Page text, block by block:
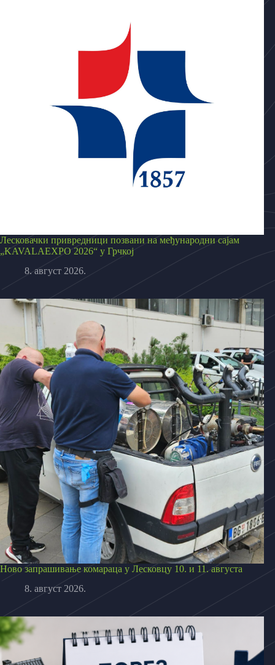
Лесковачки привредници позвани на међународни сајам
„KAVALAEXPO 2026“ у Грчкој
8. август 2026.
Ново запрашивање комараца у Лесковцу 10. и 11. августа
8. август 2026.